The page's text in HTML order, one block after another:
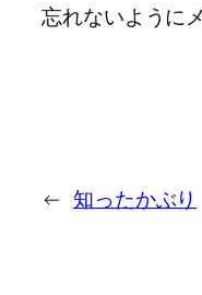
忘れないように
← 知ったかぶり